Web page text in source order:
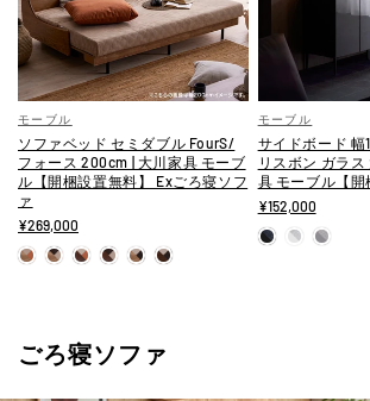
モーブル
ソファベッド セミダブル FourS/
フォース 200cm | 大川家具 モーブ
ル【開梱設置無料】 Exごろ寝ソフ
ァ
¥269,000
モーブル
サイドボード 幅
リスボン ガラ
具 モーブル【開
¥152,000
ごろ寝ソファ